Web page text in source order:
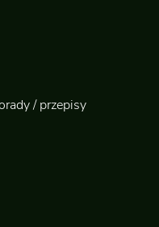
/ przepisy